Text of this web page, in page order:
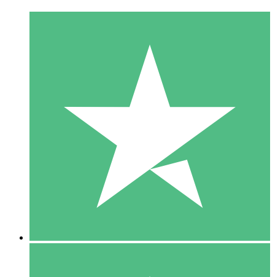
Packs de Crédits Individuels
Payez à l'utilisation avec des crédits de téléchargement. Sans
1 Téléchargement
10 00